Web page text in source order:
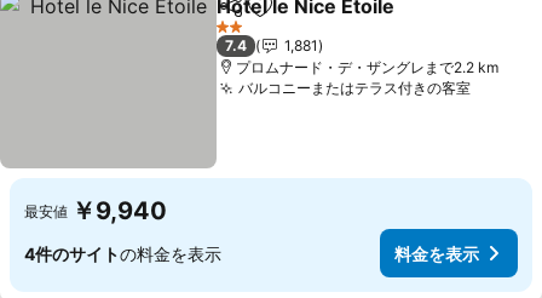
シェアお気に入りに追加
Hotel le Nice Etoile
2 ホテルのランク
7.4
1,881
プロムナード・デ・ザングレまで2.2 km
バルコニーまたはテラス付きの客室料金を
最安値 ￥9,940
4件のサイトの料金を表示 料金を表示